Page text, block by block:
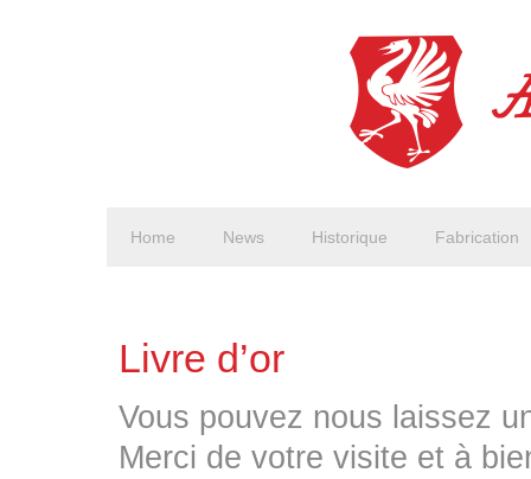
Home News Historique Fabrication
Livre d’or
Vous pouvez nous laissez
Merci de votre visite et à